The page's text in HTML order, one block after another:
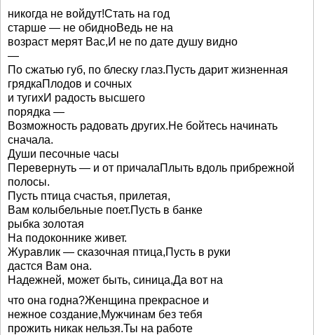
никогда не войдут!Стать на год
старше — не обидноВедь не на
возраст мерят Вас,И не по дате душу видно
—
По сжатью губ, по блеску глаз.Пусть дарит жизненная
грядкаПлодов и сочных
и тугихИ радость высшего
порядка —
Возможность радовать других.Не бойтесь начинать
сначала.
Души песочные часы
Перевернуть — и от причалаПлыть вдоль прибрежной
полосы.
Пусть птица счастья, прилетая,
Вам колыбельные поет.Пусть в банке
рыбка золотая
На подоконнике живет.
Журавлик — сказочная птица,Пусть в руки
дастся Вам она.
Надежней, может быть, синица,Да вот на
что она годна?Женщина прекрасное и
нежное создание,Мужчинам без тебя
прожить никак нельзя.Ты на работе